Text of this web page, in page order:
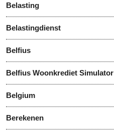
Belasting
Belastingdienst
Belfius
Belfius Woonkrediet Simulator
Belgium
Berekenen